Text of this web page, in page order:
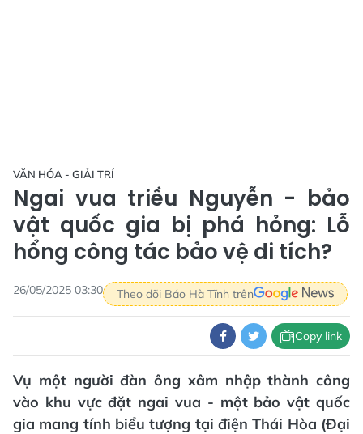
VĂN HÓA - GIẢI TRÍ
Ngai vua triều Nguyễn - bảo
vật quốc gia bị phá hỏng: Lỗ
hổng công tác bảo vệ di tích?
26/05/2025 03:30 Theo dõi Báo Hà Tĩnh trên
Copy link
Vụ một người đàn ông xâm nhập thành công
vào khu vực đặt ngai vua - một bảo vật quốc
gia mang tính biểu tượng tại điện Thái Hòa (Đại